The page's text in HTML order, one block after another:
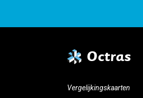
Octras
Vergelijkingskaarten